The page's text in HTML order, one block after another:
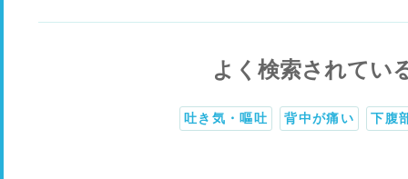
よく検索されてい
吐き気・嘔吐 背中が痛い 下腹